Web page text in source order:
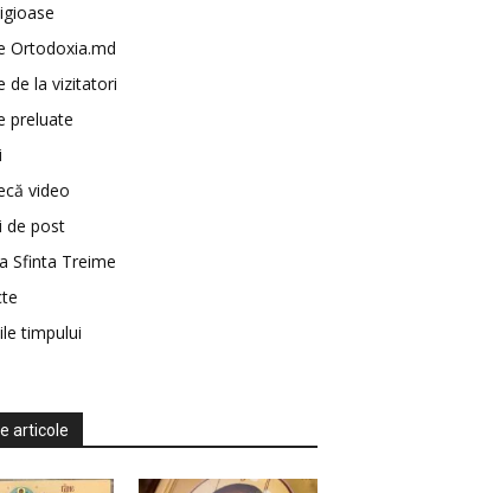
Ortodoxia.md
de la vizitatori
preluate
video
de post
Sfinta Treime
timpului
articole